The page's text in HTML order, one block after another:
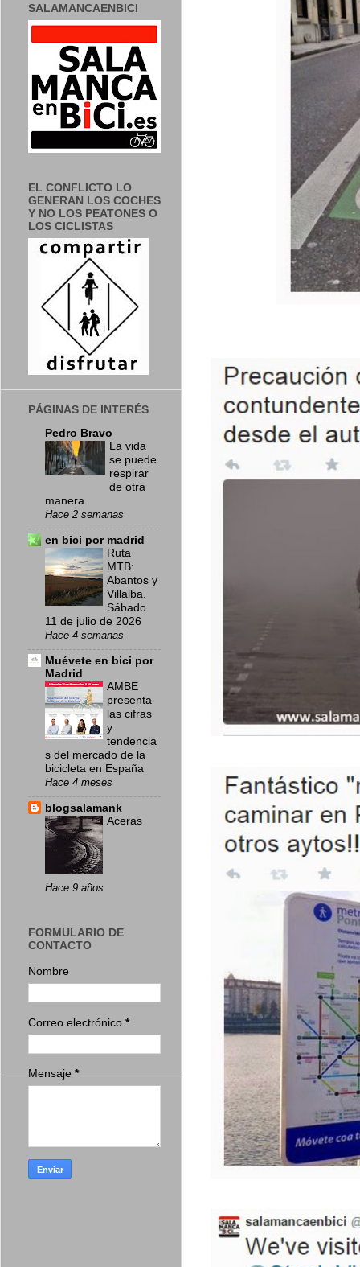
SALAMANCAENBICI
EL CONFLICTO LO
GENERAN LOS COCHES
Y NO LOS PEATONES O
LOS CICLISTAS
PÁGINAS DE INTERÉS
Pedro Bravo
La vida
se puede
respirar
de otra
manera
Hace 2 semanas
en bici por madrid
Ruta
MTB:
Abantos y
Villalba.
Sábado
11 de julio de 2026
Hace 4 semanas
Muévete en bici por
Madrid
AMBE
presenta
las cifras
y
tendencia
s del mercado de la
bicicleta en España
Hace 4 meses
blogsalamank
Aceras
Hace 9 años
FORMULARIO DE
CONTACTO
Nombre
Correo electrónico *
Mensaje*